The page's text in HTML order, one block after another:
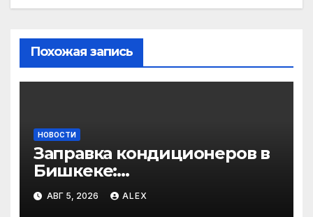
Похожая запись
НОВОСТИ
Заправка кондиционеров в
Бишкеке:
профессиональные услуги
для дома и авто
АВГ 5, 2026 ALEX